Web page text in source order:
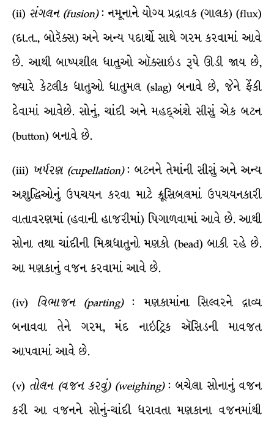
(ii) સંગલન (fusion): નમૂનાને યોગ્ય પ્રદ્રાવક (ગાલક) (flux)
(દા.ત., બોરૅક્સ) અને અન્ય પદાર્થો સાથે ગરમ કરવામાં આવે
છે. આથી બાષ્પશીલ ધાતુઓ ઑક્સાઇડ રૂપે ઊડી જાય છે,
જ્યારે કેટલીક ધાતુઓ ધાતુમલ (slag) બનાવે છે, જેને ફેંકી
દેવામાં આવેછે. સોનું, ચાંદી અને મહદ્અંશે સીસું એક બટન
(button) બનાવે છે.
(iii) ખર્પરણ (cupellation): બટનને તેમાંની સીસું અને અન્ય
અશુદ્ધિઓનું ઉપચયન કરવા માટે ક્રૂસિબલમાં ઉપચયનકારી
વાતાવરણમાં (હવાની હાજરીમાં) પિગાળવામાં આવે છે. આથી
સોના તથા ચાંદીની મિશ્રધાતુનો મણકો (bead) બાકી રહે છે.
આ મણકાનું વજન કરવામાં આવે છે.
(iv) વિભાજન (parting): મણકામાંના સિલ્વરને દ્રાવ્ય
બનાવવા તેને ગરમ, મંદ નાઇટ્રિક ઍસિડની માવજત
આપવામાં આવે છે.
(v) તોલન (વજન કરવું) (weighing): બચેલા સોનાનું વજન
કરી આ વજનને સોનું-ચાંદી ધરાવતા મણકાના વજનમાંથી